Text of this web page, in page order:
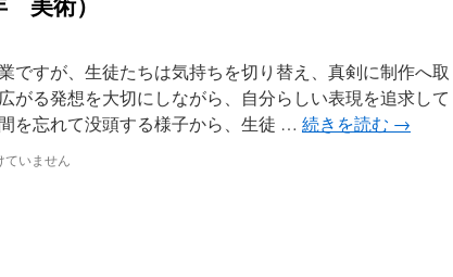
すが、生徒たちは気持ちを切り替え、真剣に制作へ取
がる発想を大切にしながら、自分らしい表現を追求して
を忘れて没頭する様子から、生徒 … 続きを読む →
ていません